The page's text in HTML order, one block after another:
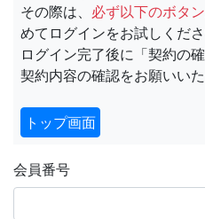
その際は、 必ず以下のボタ
めてログインをお試しくださ
ログイン完了後に「契約の
契約内容の確認をお願いいた
トップ画面
会員番号